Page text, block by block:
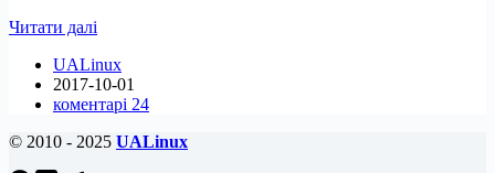
Читати далі
–
дистрибутив
для
использования
UALinux
2017-10-01
коментарі 24
© 2010 - 2025 UALinux